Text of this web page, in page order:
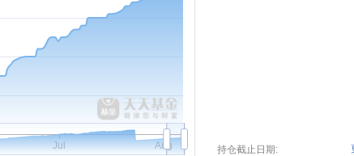
Jul Aug 持仓截止日期: